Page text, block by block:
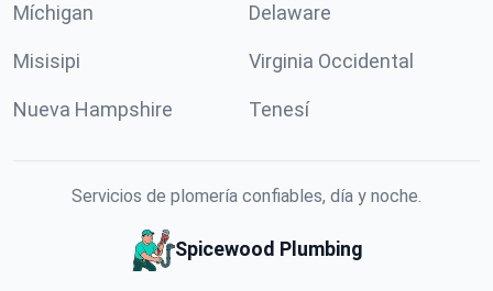
Míchigan Delaware
Misisipi Virginia Occidental
Nueva Hampshire Tenesí
Servicios de plomería confiables, día y noche.
Spicewood Plumbing